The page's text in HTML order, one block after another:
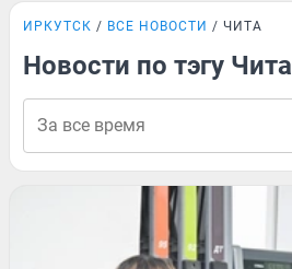
ИРКУТСК ВСЕ НОВОСТИ ЧИТА
Новости по тэгу Чита